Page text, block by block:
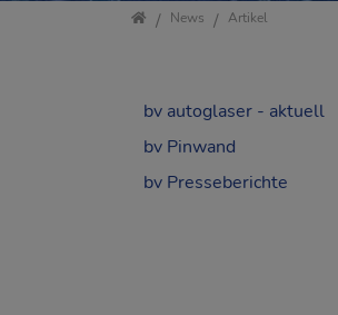
Startseite
News Artikel
bv autoglaser - aktuell
bv Pinwand
bv Presseberichte